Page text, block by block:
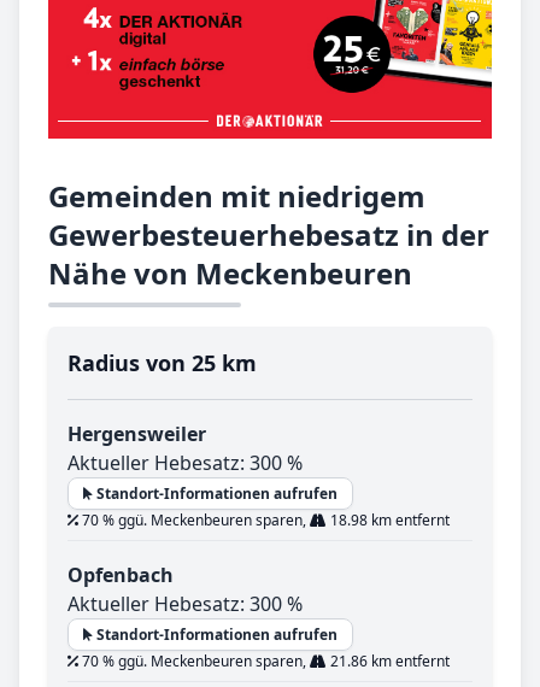
Gemeinden mit niedrigem
Gewerbesteuerhebesatz in der
Nähe von Meckenbeuren
Radius von 25 km
Hergensweiler
Aktueller Hebesatz: 300 %
Standort-Informationen aufrufen
70 % ggü. Meckenbeuren sparen,
18.98 km entfernt
Opfenbach
Aktueller Hebesatz: 300 %
Standort-Informationen aufrufen
70 % ggü. Meckenbeuren sparen,
21.86 km entfernt